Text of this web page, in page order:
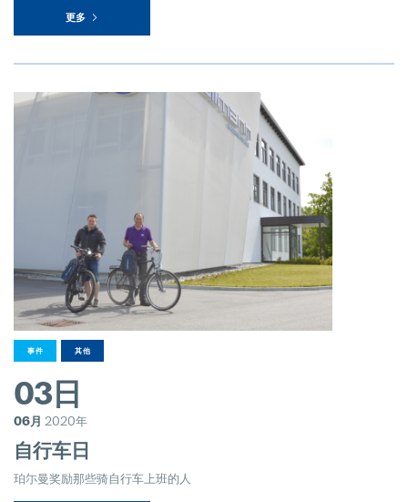
更多
事件 其他
03日
06月 2020年
自行车日
珀尓曼奖励那些骑自行车上班的人